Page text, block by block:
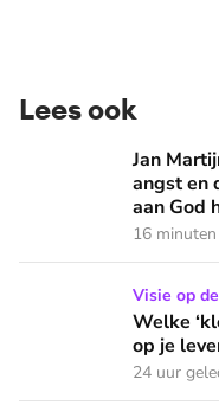
Lees ook
Jan Martijn Jan
angst en
aan God
16
Welke ‘kleine’Visie op
Welke
op je
24 uur